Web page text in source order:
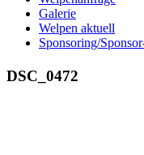
Galerie
Welpen aktuell
Sponsoring/
DSC_0472